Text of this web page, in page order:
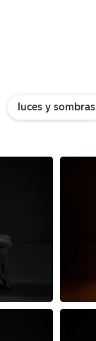
luces y sombras